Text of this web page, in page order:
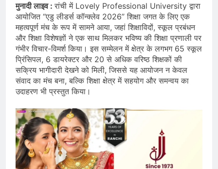
मुनादी लाइव :रांची में Lovely Professional University द्वारा
आयोजित “एडु लीडर्स कॉन्क्लेव 2026” शिक्षा जगत के लिए एक
महत्वपूर्ण मंच के रूप में सामने आया, जहां शिक्षाविदों, स्कूल प्रबंधन
और शिक्षा विशेषज्ञों ने एक साथ मिलकर भविष्य की शिक्षा प्रणाली पर
गंभीर विचार-विमर्श किया। इस सम्मेलन में क्षेत्र के लगभग 65 स्कूल
प्रिंसिपल, 6 डायरेक्टर और 20 से अधिक वरिष्ठ शिक्षकों की
सक्रिय भागीदारी देखने को मिली, जिससे यह आयोजन न केवल
संवाद का मंच बना, बल्कि शिक्षा क्षेत्र में सहयोग और समन्वय का
उदाहरण भी प्रस्तुत किया।